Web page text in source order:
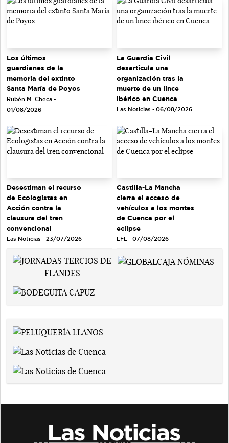
Los últimos
guardianes de la
memoria del extinto
Santa María de Poyos
Rubén M. Checa -
01/08/2026
La Guardia Civil
desarticula una
organización tras la
muerte de un lince
ibérico en Cuenca
Las Noticias - 06/08/2026
Desestiman el recurso
de Ecologistas en
Acción contra la
clausura del tren
convencional
Las Noticias - 23/07/2026
Castilla-La Mancha
cierra el acceso de
vehículos a los montes
de Cuenca por el
eclipse
EFE - 07/08/2026